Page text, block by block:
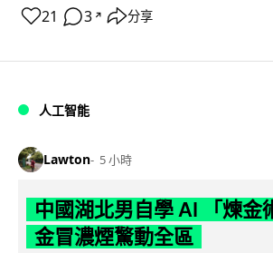
21 3 ↗ 分享
人工智能
Lawton 5 小時
中國湖北男自學 AI 「煉金
金冒濃煙驚動全區